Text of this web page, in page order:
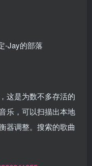
这是为数不多存活的
乐，可以扫描出本地
器调整。搜索的歌曲